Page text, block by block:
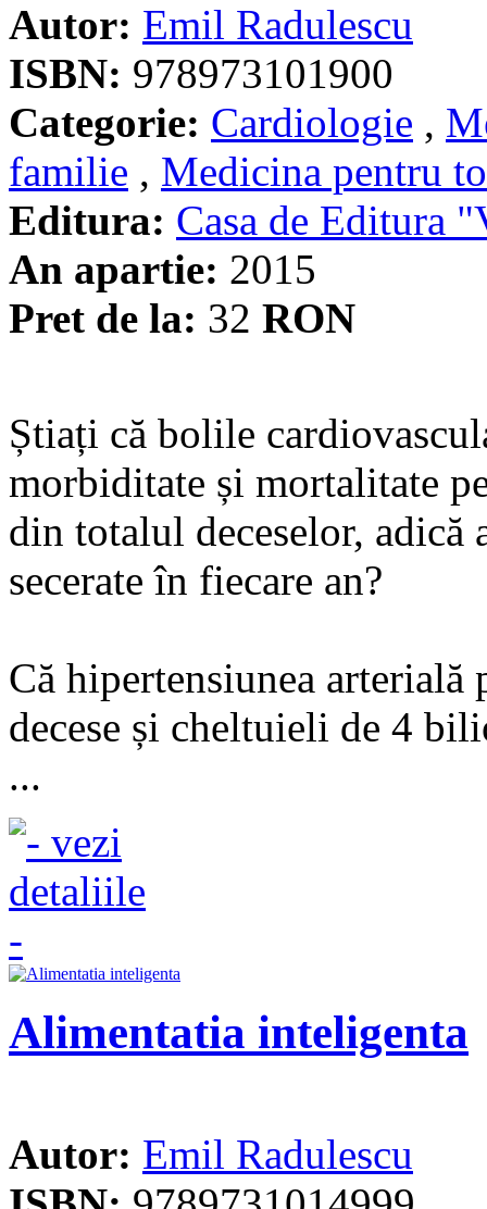
Autor: Emil Radulescu
ISBN: 978973101900
Categorie: Cardiologie ,
familie , Medicina pentru
Editura: Casa de Editura
An apartie: 2015
Pret de la: 32 RON
Știați că bolile
morbiditate și mortalitate
din totalul deceselor,
secerate în fiecare an?
Că hipertensiunea
decese și cheltuieli de 4
...
Alimentatia inteligenta
Autor: Emil Radulescu